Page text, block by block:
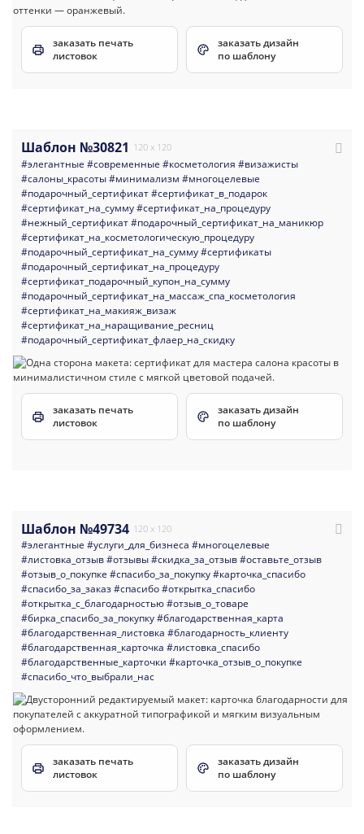
заказать печать
листовок
заказать дизайн
по шаблону
Шаблон №30821 120 x 120
#элегантные #современные #косметология #визажисты
#салоны_красоты#минимализм #многоцелевые
#подарочный_сертификат#сертификат_в_подарок
#сертификат_на_сумму#сертификат_на_процедуру
#нежный_сертификат#подарочный_сертификат_на_маникюр
#сертификат_на_косметологическую_процедуру
#подарочный_сертификат_на_сумму#сертификаты
#подарочный_сертификат_на_процедуру
#сертификат_подарочный_купон_на_сумму
#подарочный_сертификат_на_массаж_спа_косметология
#сертификат_на_макияж_визаж
#сертификат_на_наращивание_ресниц
#подарочный_сертификат_флаер_на_скидку
заказать печать
листовок
заказать дизайн
по шаблону
Шаблон №49734 120 x 120
#элегантные #услуги_для_бизнеса #многоцелевые
#листовка_отзыв#отзывы#скидка_за_отзыв#оставьте_отзыв
#отзыв_о_покупке #спасибо_за_покупку#карточка_спасибо
#спасибо_за_заказ#спасибо#открытка_спасибо
#открытка_с_благодарностью#отзыв_о_товаре
#бирка_спасибо_за_покупку#благодарственная_карта
#благодарственная_листовка #благодарность_клиенту
#благодарственная_карточка #листовка_спасибо
#благодарственные_карточки #карточка_отзыв_о_покупке
#спасибо_что_выбрали_нас
заказать печать
листовок
заказать дизайн
по шаблону